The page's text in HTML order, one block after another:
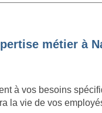
métier à
à vos besoins
la vie de vos